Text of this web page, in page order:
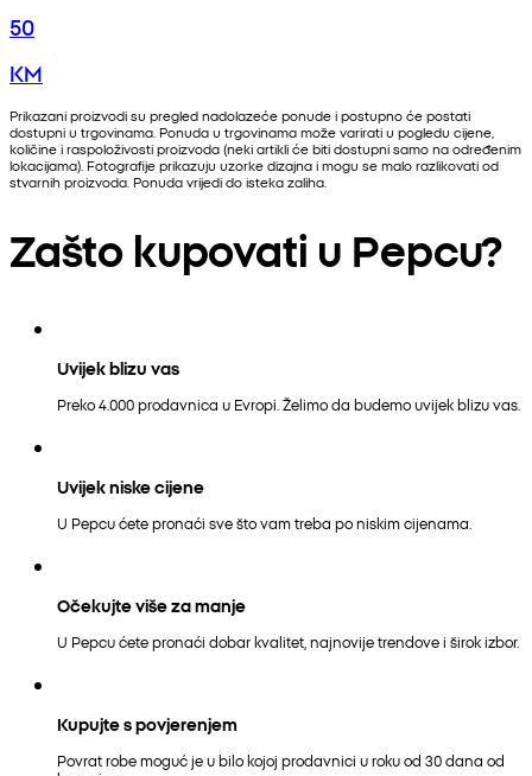
50
KM
Prikazani proizvodi su pregled nadolazeće ponude i postupno će postati
dostupni u trgovinama. Ponuda u trgovinama može varirati u pogledu cijene,
količine i raspoloživosti proizvoda (neki artikli će biti dostupni samo na određenim
lokacijama). Fotografije prikazuju uzorke dizajna i mogu se malo razlikovati od
stvarnih proizvoda. Ponuda vrijedi do isteka zaliha.
Zašto kupovati u Pepcu?
Uvijek blizu vas
Preko 4.000 prodavnica u Evropi. Želimo da budemo uvijek blizu vas.
Uvijek niske cijene
U Pepcu ćete pronaći sve što vam treba po niskim cijenama.
Očekujte više za manje
U Pepcu ćete pronaći dobar kvalitet, najnovije trendove i širok izbor.
Kupujte s povjerenjem
Povrat robe moguć je u bilo kojoj prodavnici u roku od 30 dana od